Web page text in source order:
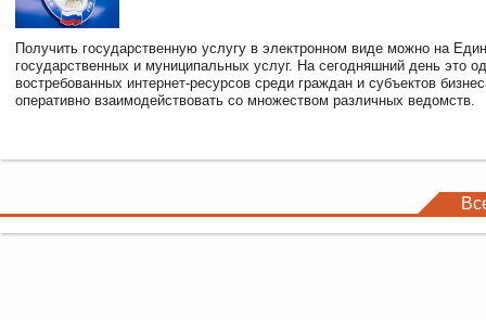
Получить государственную услугу в электронном виде можно на
государственных и муниципальных услуг. На сегодняшний день это
востребованных интернет-ресурсов среди граждан и субъектов
оперативно взаимодействовать со множеством различных ведомств.